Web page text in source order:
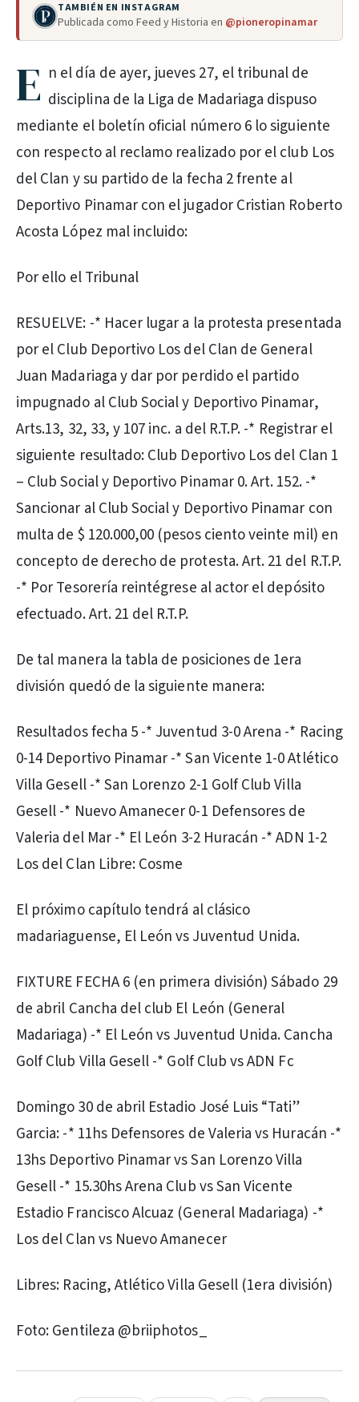
TAMBIÉN EN INSTAGRAM
Publicada como Feed y Historia en @pioneropinamar
E n el día de ayer, jueves 27, el tribunal de
disciplina de la Liga de Madariaga dispuso
mediante el boletín oficial número 6 lo siguiente
con respecto al reclamo realizado por el club Los
del Clan y su partido de la fecha 2 frente al
Deportivo Pinamar con el jugador Cristian Roberto
Acosta López mal incluido:
Por ello el Tribunal
RESUELVE: -* Hacer lugar a la protesta presentada
por el Club Deportivo Los del Clan de General
Juan Madariaga y dar por perdido el partido
impugnado al Club Social y Deportivo Pinamar,
Arts.13, 32, 33, y 107 inc. a del R.T.P. -* Registrar el
siguiente resultado: Club Deportivo Los del Clan 1
– Club Social y Deportivo Pinamar 0. Art. 152. -*
Sancionar al Club Social y Deportivo Pinamar con
multa de $ 120.000,00 (pesos ciento veinte mil) en
concepto de derecho de protesta. Art. 21 del R.T.P.
-* Por Tesorería reintégrese al actor el depósito
efectuado. Art. 21 del R.T.P.
De tal manera la tabla de posiciones de 1era
división quedó de la siguiente manera:
Resultados fecha 5 -* Juventud 3-0 Arena -* Racing
0-14 Deportivo Pinamar -* San Vicente 1-0 Atlético
Villa Gesell -* San Lorenzo 2-1 Golf Club Villa
Gesell -* Nuevo Amanecer 0-1 Defensores de
Valeria del Mar -* El León 3-2 Huracán -* ADN 1-2
Los del Clan Libre: Cosme
El próximo capítulo tendrá al clásico
madariaguense, El León vs Juventud Unida.
FIXTURE FECHA 6 (en primera división) Sábado 29
de abril Cancha del club El León (General
Madariaga) -* El León vs Juventud Unida. Cancha
Golf Club Villa Gesell -* Golf Club vs ADN Fc
Domingo 30 de abril Estadio José Luis “Tati”
Garcia: -* 11hs Defensores de Valeria vs Huracán -*
13hs Deportivo Pinamar vs San Lorenzo Villa
Gesell -* 15.30hs Arena Club vs San Vicente
Estadio Francisco Alcuaz (General Madariaga) -*
Los del Clan vs Nuevo Amanecer
Libres: Racing, Atlético Villa Gesell (1era división)
Foto: Gentileza @briiphotos_